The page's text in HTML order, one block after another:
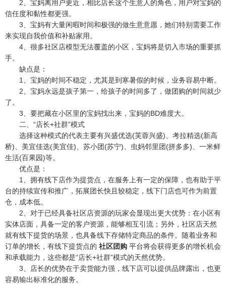
2、宝妈离用户更近，相比店长这个生意人的角色，用户对宝妈的
信任度和黏性都更强。
3、宝妈有大量闲暇时间和极强的做生意意愿，她们特别需要工作
来实现自我价值和补贴家用。
4、很多社区店模型无法覆盖的小区，宝妈将是切入市场的重要抓
手。
缺点是：
1、宝妈的时间不稳定，尤其是到寒暑假的时候，业务容易中断。
2、宝妈永远是孩子第一，给孩子的时间多了，做团购的时间就少
了。
3、要把藏在小区里的宝妈找出来，宝妈的BD难度大。
二、“店长+社群”模式
选择这种模式的代表主要有兴盛优选(芙蓉兴盛)、考拉精选(新高
桥)、美宜佳选(美宜佳)、苏小团(苏宁)、虫妈邻里团(拼多多)、一米鲜
生活(百果园)等。
优点是：
1、拥有线下店作为提货点，在服务上有一定的保障，也有助于平
台的持续宣传和推广，拓展团长快且较稳定，线下门店也可作为前置
仓，成本低。
2、对于已经具备社区店资源的玩家会显现出更大优势：在小区有
实体店面，具备一定的客户资源，能够相互引流；另外，社区店天然
就有线下提货的场景，也具备线下存储特定商品的条件。随着业务和
订单的增长，有线下提货点的 社区团购 平台将会获得更多的增长机会
和承载能力，这些都是“店长+社群”模式的天然优势。
3、店长的优势在于卖货能力强，线下店可以提供品牌露出，也更
容易输出标准化的服务。